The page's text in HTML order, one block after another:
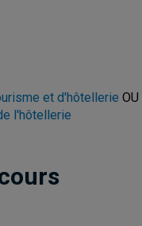
et d'hôtellerie OU
l'hôtellerie